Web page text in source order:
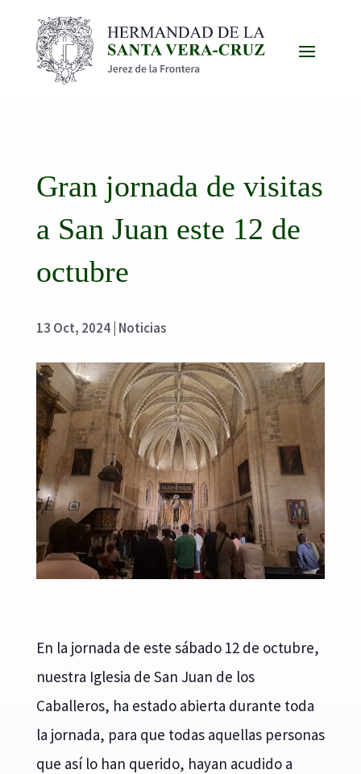
Gran jornada de visitas
a San Juan este 12 de
octubre
13 Oct, 2024| Noticias
En la jornada de este sábado 12 de octubre,
nuestra Iglesia de San Juan de los
Caballeros, ha estado abierta durante toda
la jornada, para que todas aquellas personas
que así lo han querido, hayan acudido a